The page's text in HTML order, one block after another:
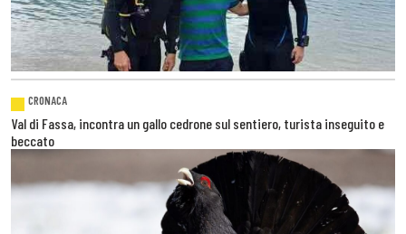
CRONACA
Val di Fassa, incontra un gallo cedrone sul sentiero, turista inseguito e
beccato